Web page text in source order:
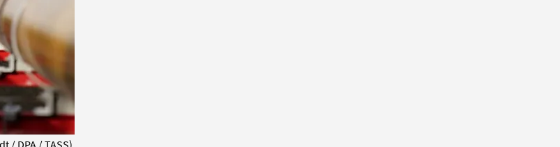
/ DPA / TASS)